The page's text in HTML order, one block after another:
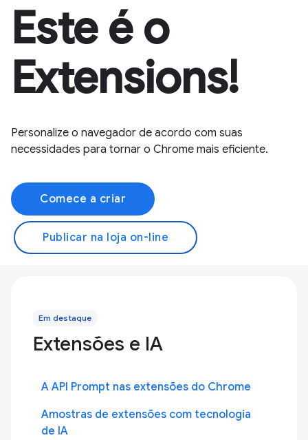
Este é o
Extensions!
Personalize o navegador de acordo com suas
necessidades para tornar o Chrome mais eficiente.
Comece a criar
Publicar na loja on-line
Em destaque
Extensões e IA
A API Prompt nas extensões do Chrome
Amostras de extensões com tecnologia
de IA